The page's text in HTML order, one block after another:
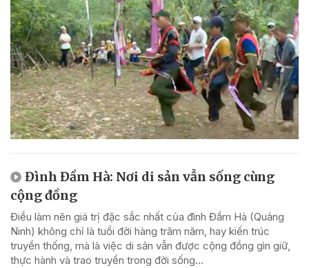
Đình Đầm Hà: Nơi di sản vẫn sống cùng
cộng đồng
Điều làm nên giá trị đặc sắc nhất của đình Đầm Hà (Quảng
Ninh) không chỉ là tuổi đời hàng trăm năm, hay kiến trúc
truyền thống, mà là việc di sản vẫn được cộng đồng gìn giữ,
thực hành và trao truyền trong đời sống...